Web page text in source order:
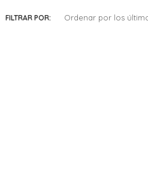
FILTRAR POR: Ordenar por los